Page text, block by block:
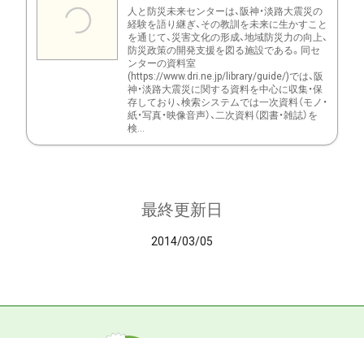
人と防災未来センターは、阪神・淡路大震災の
経験を語り継ぎ、その教訓を未来に生かすこと
を通じて、災害文化の形成、地域防災力の向上、
防災政策の開発支援を図る施設である。同セ
ンターの資料室
(https://www.dri.ne.jp/library/guide/)では、阪
神・淡路大震災に関する資料を中心に収集・保
存しており、検索システムでは一次資料（モノ・
紙・写真・映像音声）、二次資料（図書・雑誌）を
検...
最終更新日
2014/03/05